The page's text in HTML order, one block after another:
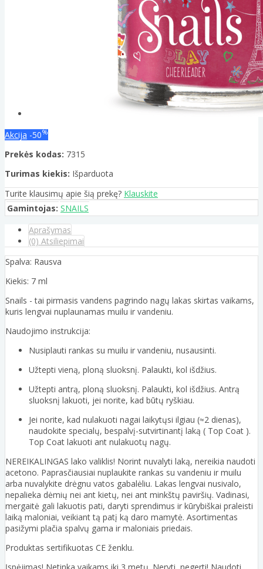
Akcija -50%
Prekės kodas: 7315
Turimas kiekis: Išparduota
Turite klausimų apie šią prekę? Klauskite
Gamintojas: SNAILS
Aprašymas
(0) Atsiliepimai
Spalva: Rausva
Kiekis: 7 ml
Snails - tai pirmasis vandens pagrindo nagų lakas skirtas vaikams,
kuris lengvai nuplaunamas muilu ir vandeniu.
Naudojimo instrukcija:
Nusiplauti rankas su muilu ir vandeniu, nusausinti.
Užtepti vieną, ploną sluoksnį. Palaukti, kol išdžius.
Užtepti antrą, ploną sluoksnį. Palaukti, kol išdžius. Antrą
sluoksnį lakuoti, jei norite, kad būtų ryškiau.
Jei norite, kad nulakuoti nagai laikytųsi ilgiau (≈2 dienas),
naudokite specialų, bespalvį-sutvirtinantį laką ( Top Coat ).
Top Coat lakuoti ant nulakuotų nagų.
NEREIKALINGAS lako valiklis! Norint nuvalyti laką, nereikia naudoti
acetono. Paprasčiausiai nuplaukite rankas su vandeniu ir muilu
arba nuvalykite drėgnu vatos gabalėliu. Lakas lengvai nusivalo,
nepalieka dėmių nei ant kietų, nei ant minkštų paviršių. Vadinasi,
mergaitė gali lakuotis pati, daryti sprendimus ir kūrybiškai praleisti
laiką maloniai, veikiant tą patį ką daro mamytė. Asortimentas
pasižymi plačia spalvų gama ir maloniais priedais.
Produktas sertifikuotas CE ženklu.